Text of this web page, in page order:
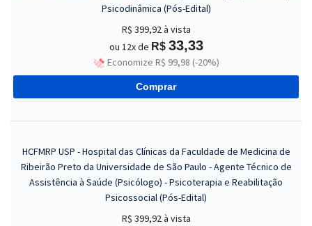
Psicodinâmica (Pós-Edital)
R$ 399,92à vista
ou 12x de R$ 33,33
Economize R$ 99,98 (-20%)
Comprar
HCFMRP USP - Hospital das Clínicas da Faculdade de Medicina de
Ribeirão Preto da Universidade de São Paulo - Agente Técnico de
Assistência à Saúde (Psicólogo) - Psicoterapia e Reabilitação
Psicossocial (Pós-Edital)
R$ 399,92à vista